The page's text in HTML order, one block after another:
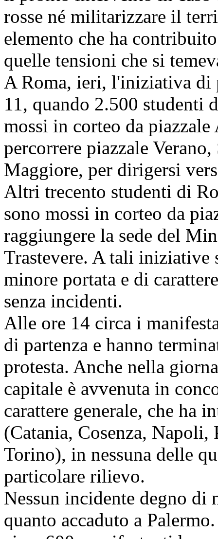
rosse né militarizzare il
elemento che ha
quelle tensioni che si
A Roma, ieri, l'iniziativa di
11, quando 2.500 studenti
mossi in corteo da
percorrere piazzale
Maggiore, per dirigersi
Altri trecento studenti di
sono mossi in corteo da
raggiungere la sede del
Trastevere. A tali iniziative
minore portata e di
senza incidenti.
Alle ore 14 circa i
di partenza e hanno
protesta. Anche nella
capitale è avvenuta in
carattere generale, che ha
(Catania, Cosenza,
Torino), in nessuna delle
particolare rilievo.
Nessun incidente degno
quanto accaduto a